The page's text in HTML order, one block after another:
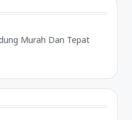
Murah Dan Tepat